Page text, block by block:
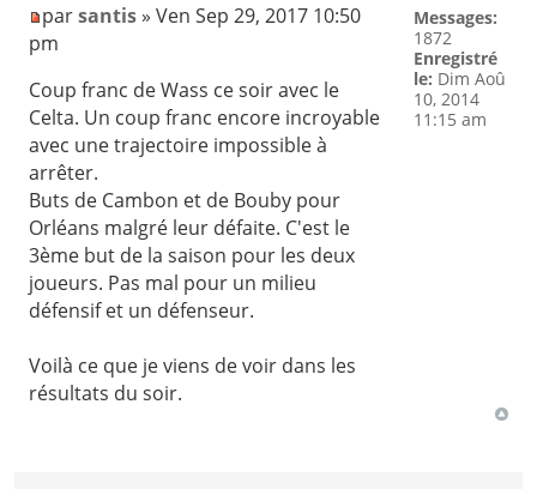
parsantis» Ven Sep 29, 2017 10:50
pm
Coup franc de Wass ce soir avec le
Celta. Un coup franc encore incroyable
avec une trajectoire impossible à
arrêter.
Buts de Cambon et de Bouby pour
Orléans malgré leur défaite. C'est le
3ème but de la saison pour les deux
joueurs. Pas mal pour un milieu
défensif et un défenseur.
Voilà ce que je viens de voir dans les
résultats du soir.
Messages:
1872
Enregistré
le: Dim Aoû
10, 2014
11:15 am